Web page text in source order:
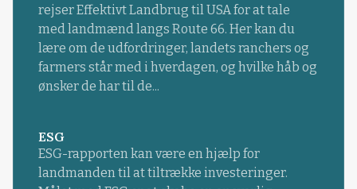
rejser Effektivt Landbrug til USA for at tale
med landmænd langs Route 66. Her kan du
lære om de udfordringer, landets ranchers og
farmers står med i hverdagen, og hvilke håb og
ønsker de har til de...
ESG
ESG-rapporten kan være en hjælp for
landmanden til at tiltrække investeringer.